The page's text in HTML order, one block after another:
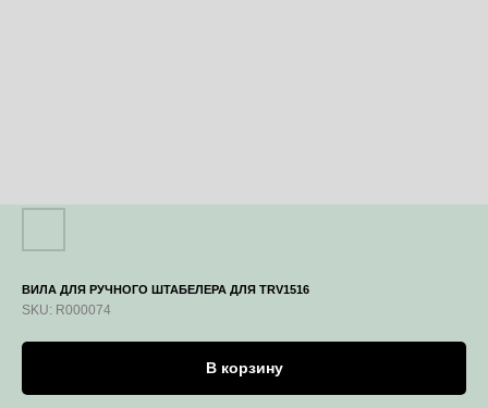
ВИЛА ДЛЯ РУЧНОГО ШТАБЕЛЕРА ДЛЯ TRV1516
SKU: R000074
В корзину